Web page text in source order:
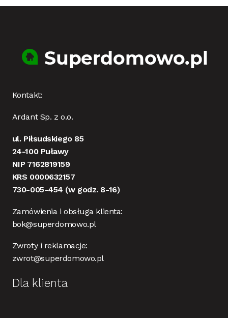
Kontakt:
Ardant Sp. z o.o.
ul. Piłsudskiego 85
24-100 Puławy
NIP 7162819159
KRS 0000632157
730-005-454 (w godz. 8-16)
Zamówienia i obsługa klienta:
bok@superdomowo.pl
Zwroty i reklamacje:
zwrot@superdomowo.pl
Dla klienta